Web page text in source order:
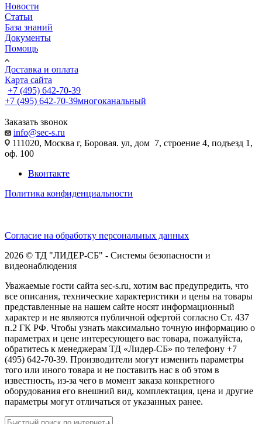
Новости
Статьи
База знаний
Документы
Помощь
Доставка и оплата
Карта сайта
+7 (495) 642-70-39
+7 (495) 642-70-39многоканальный
Заказать звонок
info@sec-s.ru
111020, Москва г, Боровая. ул, дом 7, строение 4, подъезд 1,
оф. 100
Вконтакте
Политика конфиденциальности
Согласие на обработку персональных данных
2026 © ТД "ЛИДЕР-СБ" - Системы безопасности и
видеонаблюдения
Уважаемые гости сайта sec-s.ru, хотим вас предупредить, что
все описания, технические характеристики и цены на товары
представленные на нашем сайте носят информационный
характер и не являются публичной офертой согласно Ст. 437
п.2 ГК РФ. Чтобы узнать максимально точную информацию о
параметрах и цене интересующего вас товара, пожалуйста,
обратитесь к менеджерам ТД «Лидер-СБ» по телефону +7
(495) 642-70-39. Производители могут изменить параметры
того или иного товара и не поставить нас в об этом в
известность, из-за чего в момент заказа конкретного
оборудования его внешний вид, комплектация, цена и другие
параметры могут отличаться от указанных ранее.